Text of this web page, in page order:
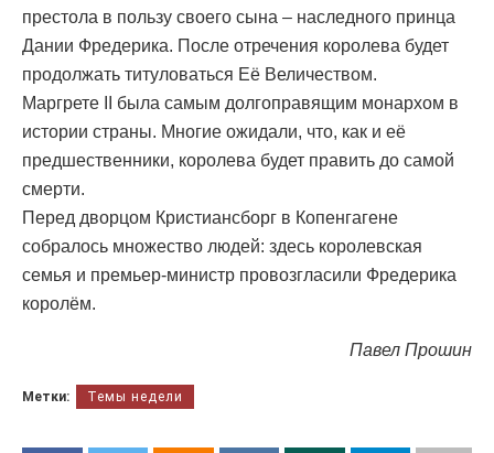
престола в пользу своего сына – наследного принца
Дании Фредерика. После отречения королева будет
продолжать титуловаться Её Величеством.
Маргрете II была самым долгоправящим монархом в
истории страны. Многие ожидали, что, как и её
предшественники, королева будет править до самой
смерти.
Перед дворцом Кристиансборг в Копенгагене
собралось множество людей: здесь королевская
семья и премьер-министр провозгласили Фредерика
королём.
Павел Прошин
Метки: Темы недели